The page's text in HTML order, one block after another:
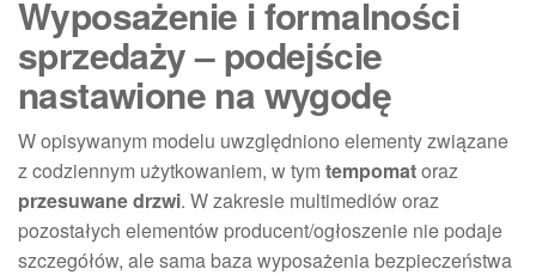
Wyposażenie i formalności
sprzedaży – podejście
nastawione na wygodę
W opisywanym modelu uwzględniono elementy związane
z codziennym użytkowaniem, w tym tempomatoraz
przesuwane drzwi. W zakresie multimediów oraz
pozostałych elementów producent/ogłoszenie nie podaje
szczegółów, ale sama baza wyposażenia bezpieczeństwa